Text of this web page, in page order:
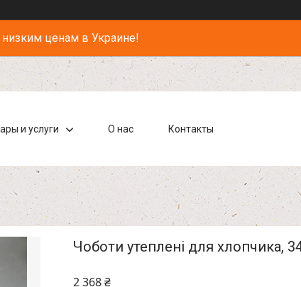
ценам в Украине!
и услуги О нас Контакты
Чоботи утеплені для хлопчика,
2 368 ₴